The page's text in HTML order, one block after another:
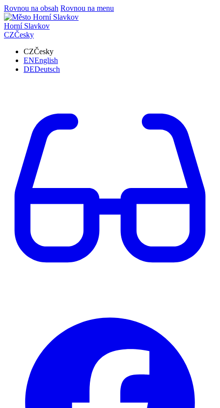
Rovnou na obsah Rovnou na menu
Horní Slavkov
CZČesky
CZČesky
ENEnglish
DEDeutsch